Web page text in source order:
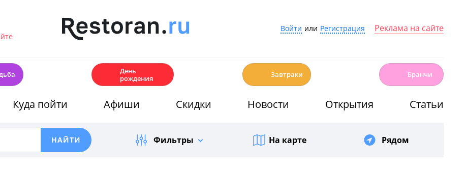
Войти или Регистрация Реклама на сайте
День
рождения
Завтраки Бранчи
Куда пойти Афиши Скидки Новости Открытия Статьи
Фильтры На карте Рядом